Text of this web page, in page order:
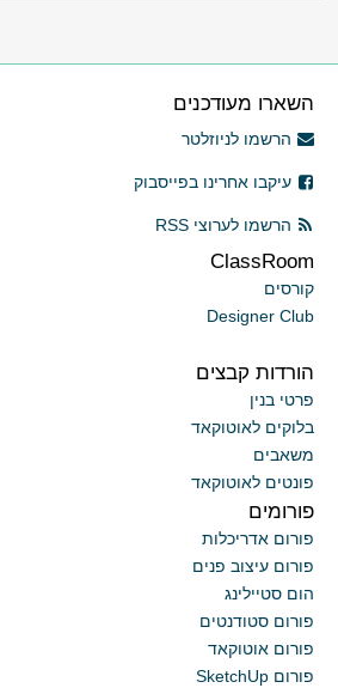
השארו מעודכנים
הרשמו לניוזלטר
עיקבו אחרינו בפייסבוק
הרשמו לערוצי RSS
ClassRoom
קורסים
Designer Club
הורדות קבצים
פרטי בנין
בלוקים לאוטוקאד
משאבים
פונטים לאוטוקאד
פורומים
פורום אדריכלות
פורום עיצוב פנים
הום סטיילינג
פורום סטודנטים
פורום אוטוקאד
פורום SketchUp